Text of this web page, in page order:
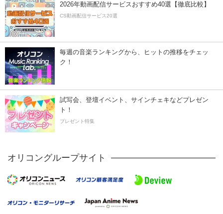
2026年動画配信サービスおすすめ40選【徹底比較】
CS動画配信サービス20選
毎週の音楽ランキングから、ヒットの推移をチェッ
ク！
試写会、登壇イベント、サインチェキなどプレゼン
ト！
プレゼント特集
オリコングループサイト